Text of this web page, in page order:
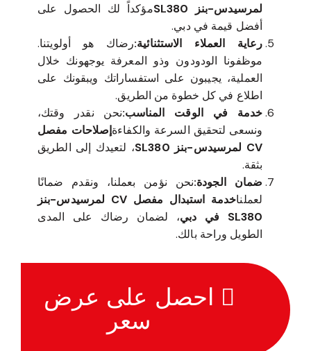
لمرسيدس-بنز SL380
مؤكداً لك الحصول على
أفضل قيمة في دبي.
رعاية العملاء الاستثنائية:رضاك هو أولويتنا.
موظفونا الودودون وذو المعرفة يوجهونك خلال
العملية، يجيبون على استفساراتك ويبقونك على
اطلاع في كل خطوة من الطريق.
خدمة في الوقت المناسب:نحن نقدر وقتك،
ونسعى لتحقيق السرعة والكفاءةإصلاحات مفصل
CV لمرسيدس-بنز SL380
، لتعيدك إلى الطريق
بثقة.
ضمان الجودة:نحن نؤمن بعملنا، ونقدم ضمانًا
لعملنا
خدمة استبدال مفصل CV لمرسيدس-بنز
SL380 في دبي
، لضمان رضاك على المدى
الطويل وراحة بالك.
احصل على عرض
سعر